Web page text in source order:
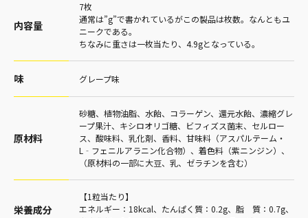
内容量
7枚
通常は”g”で書かれているがこの製品は枚数。なんともユ
ニークである。
ちなみに重さは一枚当たり、4.9gとなっている。
味 グレープ味
原材料
砂糖、植物油脂、水飴、コラーゲン、還元水飴、濃縮グレ
ープ果汁、キシロオリゴ糖、ビフィズス菌末、セルロー
ス、酸味料、乳化剤、香料、甘味料（アスパルテーム・
L‐フェニルアラニン化合物）、着色料（紫ニンジン）、
（原材料の一部に大豆、乳、ゼラチンを含む）
栄養成分
【1粒当たり】
エネルギー：18kcal、たんぱく質：0.2g、脂 質：0.7g、